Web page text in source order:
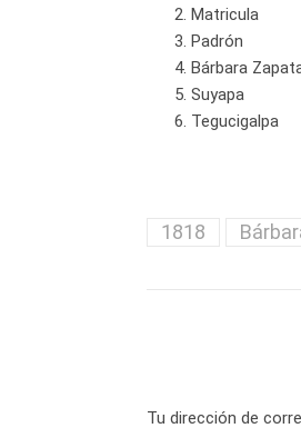
Matricula
Padrón
Bárbara
Suyapa
Tegucigalpa
1818
Tu dirección de